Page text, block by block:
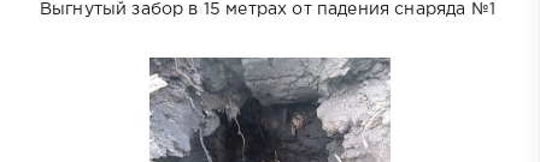
Выгнутый забор в 15 метрах от падения снаряда №1